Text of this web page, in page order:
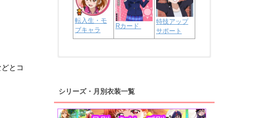
とコ
転入生・モ
ブキャラ
Rカード
特技アップ
サポート
シリーズ・月別衣装一覧